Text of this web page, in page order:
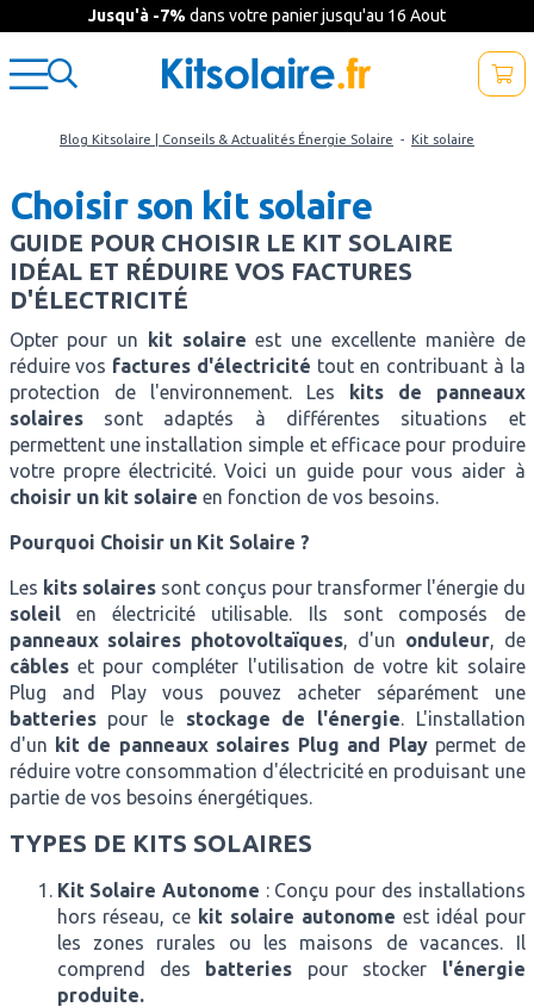
Jusqu'à -7% dans votre panier jusqu'au 16 Aout
Blog Kitsolaire | Conseils & Actualités Énergie Solaire - Kit solaire
Choisir son kit solaire
GUIDE POUR CHOISIR LE KIT SOLAIRE
IDÉAL ET RÉDUIRE VOS FACTURES
D'ÉLECTRICITÉ
Opter pour un kit solaire est une excellente manière de
réduire vos factures d'électricité tout en contribuant à la
protection de l'environnement. Les kits de panneaux
solaires sont adaptés à différentes situations et
permettent une installation simple et efficace pour produire
votre propre électricité. Voici un guide pour vous aider à
choisir un kit solaire en fonction de vos besoins.
Pourquoi Choisir un Kit Solaire ?
Les kits solairessont conçus pour transformer l'énergie du
soleil en électricité utilisable. Ils sont composés de
panneaux solaires photovoltaïques, d'un onduleur, de
câbleset pour compléter l'utilisation de votre kit solaire
Plug and Play vous pouvez acheter séparément une
batteries pour le stockage de l'énergie. L'installation
d'un kit de panneaux solaires Plug and Play permet de
réduire votre consommation d'électricité en produisant une
partie de vos besoins énergétiques.
TYPES DE KITS SOLAIRES
Kit Solaire Autonome : Conçu pour des installations
hors réseau, ce kit solaire autonome est idéal pour
les zones rurales ou les maisons de vacances. Il
comprend des batteries pour stocker l'énergie
produite.